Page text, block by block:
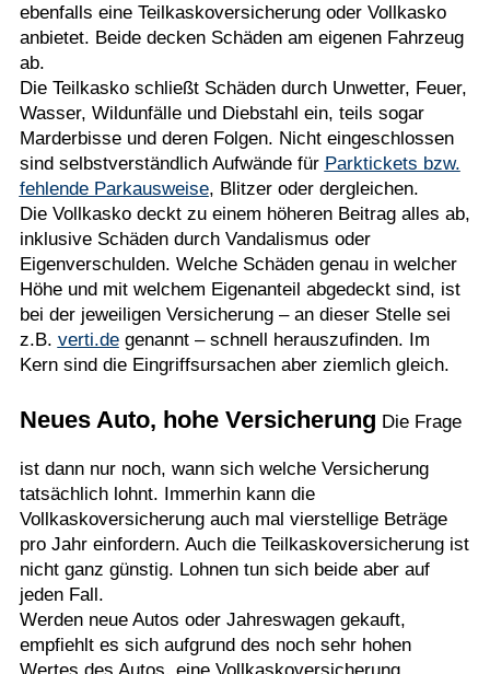
ebenfalls eine Teilkaskoversicherung oder Vollkasko
anbietet. Beide decken Schäden am eigenen Fahrzeug
ab.
Die Teilkasko schließt Schäden durch Unwetter, Feuer,
Wasser, Wildunfälle und Diebstahl ein, teils sogar
Marderbisse und deren Folgen. Nicht eingeschlossen
sind selbstverständlich Aufwände für Parktickets bzw.
fehlende Parkausweise, Blitzer oder dergleichen.
Die Vollkasko deckt zu einem höheren Beitrag alles ab,
inklusive Schäden durch Vandalismus oder
Eigenverschulden. Welche Schäden genau in welcher
Höhe und mit welchem Eigenanteil abgedeckt sind, ist
bei der jeweiligen Versicherung – an dieser Stelle sei
z.B. verti.degenannt – schnell herauszufinden. Im
Kern sind die Eingriffsursachen aber ziemlich gleich.
Neues Auto, hohe Versicherung Die Frage
ist dann nur noch, wann sich welche Versicherung
tatsächlich lohnt. Immerhin kann die
Vollkaskoversicherung auch mal vierstellige Beträge
pro Jahr einfordern. Auch die Teilkaskoversicherung ist
nicht ganz günstig. Lohnen tun sich beide aber auf
jeden Fall.
Werden neue Autos oder Jahreswagen gekauft,
empfiehlt es sich aufgrund des noch sehr hohen